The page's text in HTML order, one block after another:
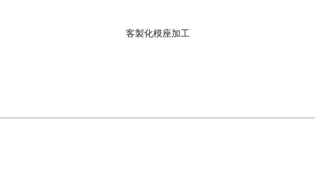
客製化模座加工